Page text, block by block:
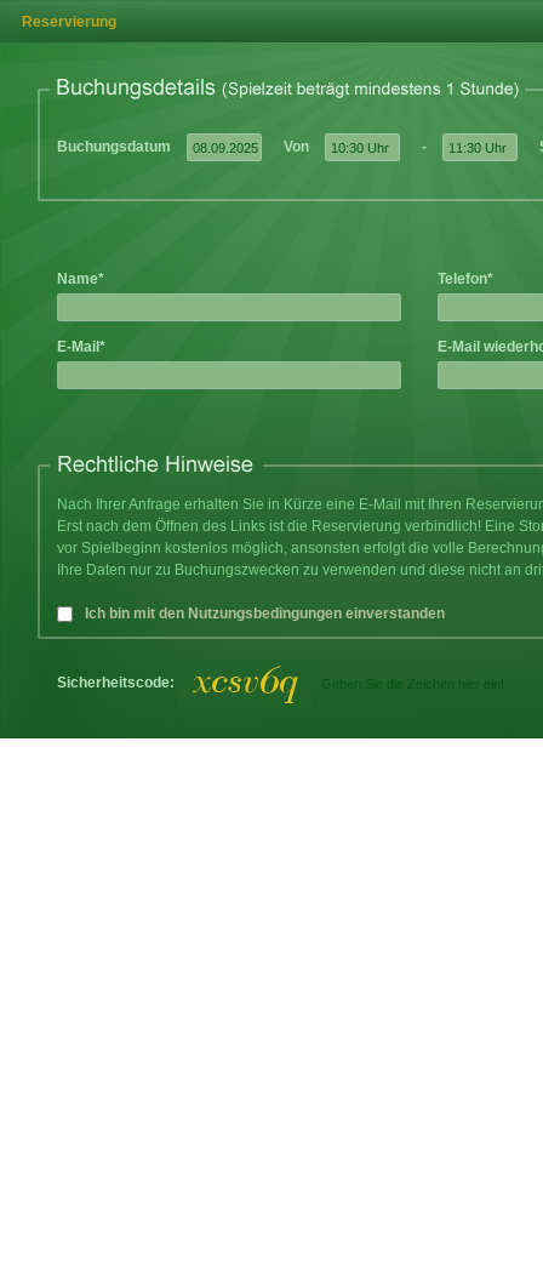
Reservierung
Buchungsdatum Von -
Name* Telefon*
E-Mail* E-Mail
Nach Ihrer Anfrage erhalten Sie in Kürze eine E-Mail mit Ihren
Erst nach dem Öffnen des Links ist die Reservierung verbindlich! Eine
vor Spielbeginn kostenlos möglich, ansonsten erfolgt die volle
Ihre Daten nur zu Buchungszwecken zu verwenden und diese nicht an
Ich bin mit den Nutzungsbedingungen einverstanden
Sicherheitscode: